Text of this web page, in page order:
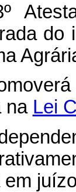
do
na Lei
em